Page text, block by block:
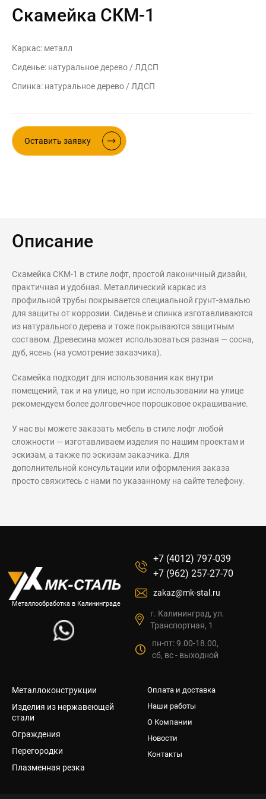
Контакты
Цены на метеллоконструкции и
изделия из металла
+7 (962) 257-27-70
Скамейка СКМ-1
Каркас: металл
Сиденье: натуральное дерево / ЛДСП
Спинка: натуральное дерево / ЛДСП
Оставить заявку
Описание
Скамейка СКМ-1 в стиле лофт, простой лаконичный дизайн,
практичная и удобная. Металлический каркас из
профильной трубы покрывается специальной грунт-эмалью
для защиты от коррозии. Сиденье и спинка изготавливаются
из натурального дерева и тоже покрываются защитным
составом. Древесина может использоваться разная — сосна,
дуб, ясень (на усмотрение заказчика).
Скамейка подходит для использования как внутри
помещений, так и на улице, но при использовании на улице
рекомендуем более долговечное порошковое окрашивание.
У нас вы можете заказать мебель в стиле лофт любой
сложности — изготавливаем изделия по нашим проектам и
эскизам, а также по эскизам заказчика. Для
дополнительной консультации или оформления заказа
просто свяжитесь с нами по указанному на сайте телефону.
Металлообработка в Калининграде
Металлоконструкции
Изделия из нержавеющей
стали
Ограждения
Перегородки
Плазменная резка
Оплата и доставка
Наши работы
О Компании
Новости
Контакты
+7 (4012) 797-039
+7 (962) 257-27-70
zakaz@mk-stal.ru
г. Калининград, ул.
Транспортная, 1
пн-пт: 9.00-18.00,
сб, вс - выходной